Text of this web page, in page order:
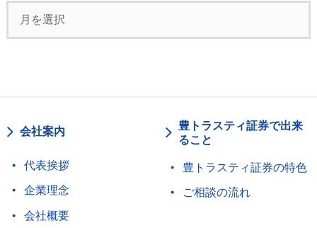
会社案内
代表挨拶
企業理念
会社概要
豊トラスティ証券で出来
ること
豊トラスティ証券の特色
ご相談の流れ